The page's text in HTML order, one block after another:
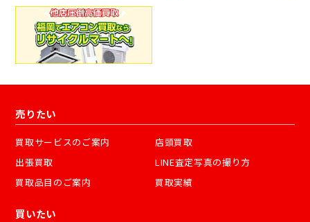
売りたい
買取サービスのご案内
店頭買取
出張買取
LINE査定写真の撮り方
買取品目のご案内
買取実績
買いたい